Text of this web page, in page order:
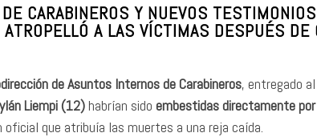
CARABINEROS Y NUEVOS
A LAS VÍCTIMAS DESPUÉS DE
de Asuntos Internos de Carabineros, entregado al
Liempi (12)habrían sido embestidas directamente
oficial que atribuía las muertes a una reja caída.